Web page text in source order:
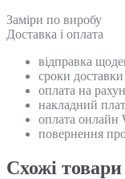
Замiри по виробу
Доставка і оплата
відправка
сроки доставки
оплата на
накладний
оплата онлайн
повернення
Схожi товари